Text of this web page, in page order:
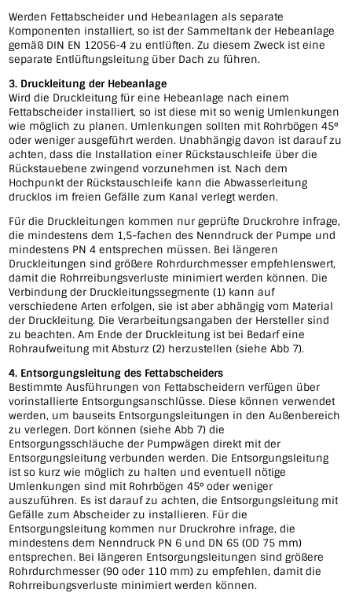
Werden Fettabscheider und Hebeanlagen als separate
Komponenten installiert, so ist der Sammeltank der Hebeanlage
gemäß DIN EN 12056-4 zu entlüften. Zu diesem Zweck ist eine
separate Entlüftungsleitung über Dach zu führen.
3. Druckleitung der Hebeanlage
Wird die Druckleitung für eine Hebeanlage nach einem
Fettabscheider installiert, so ist diese mit so wenig Umlenkungen
wie möglich zu planen. Umlenkungen sollten mit Rohrbögen 45°
oder weniger ausgeführt werden. Unabhängig davon ist darauf zu
achten, dass die Installation einer Rückstauschleife über die
Rückstauebene zwingend vorzunehmen ist. Nach dem
Hochpunkt der Rückstauschleife kann die Abwasserleitung
drucklos im freien Gefälle zum Kanal verlegt werden.
Für die Druckleitungen kommen nur geprüfte Druckrohre infrage,
die mindestens dem 1,5-fachen des Nenndruck der Pumpe und
mindestens PN 4 entsprechen müssen. Bei längeren
Druckleitungen sind größere Rohrdurchmesser empfehlenswert,
damit die Rohrreibungsverluste minimiert werden können. Die
Verbindung der Druckleitungssegmente (1) kann auf
verschiedene Arten erfolgen, sie ist aber abhängig vom Material
der Druckleitung. Die Verarbeitungsangaben der Hersteller sind
zu beachten. Am Ende der Druckleitung ist bei Bedarf eine
Rohraufweitung mit Absturz (2) herzustellen (siehe Abb 7).
4. Entsorgungsleitung des Fettabscheiders
Bestimmte Ausführungen von Fettabscheidern verfügen über
vorinstallierte Entsorgungsanschlüsse. Diese können verwendet
werden, um bauseits Entsorgungsleitungen in den Außenbereich
zu verlegen. Dort können (siehe Abb 7) die
Entsorgungsschläuche der Pumpwägen direkt mit der
Entsorgungsleitung verbunden werden. Die Entsorgungsleitung
ist so kurz wie möglich zu halten und eventuell nötige
Umlenkungen sind mit Rohrbögen 45° oder weniger
auszuführen. Es ist darauf zu achten, die Entsorgungsleitung mit
Gefälle zum Abscheider zu installieren. Für die
Entsorgungsleitung kommen nur Druckrohre infrage, die
mindestens dem Nenndruck PN 6 und DN 65 (OD 75 mm)
entsprechen. Bei längeren Entsorgungsleitungen sind größere
Rohrdurchmesser (90 oder 110 mm) zu empfehlen, damit die
Rohrreibungsverluste minimiert werden können.